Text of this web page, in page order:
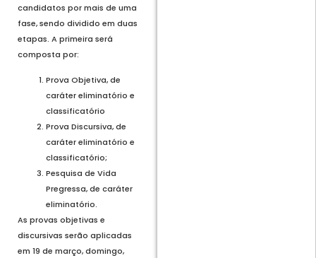
candidatos por mais de uma
fase, sendo dividido em duas
etapas. A primeira será
composta por:
Prova Objetiva, de
caráter eliminatório e
classificatório
Prova Discursiva, de
caráter eliminatório e
classificatório;
Pesquisa de Vida
Pregressa, de caráter
eliminatório.
As provas objetivas e
discursivas serão aplicadas
em 19 de março, domingo,